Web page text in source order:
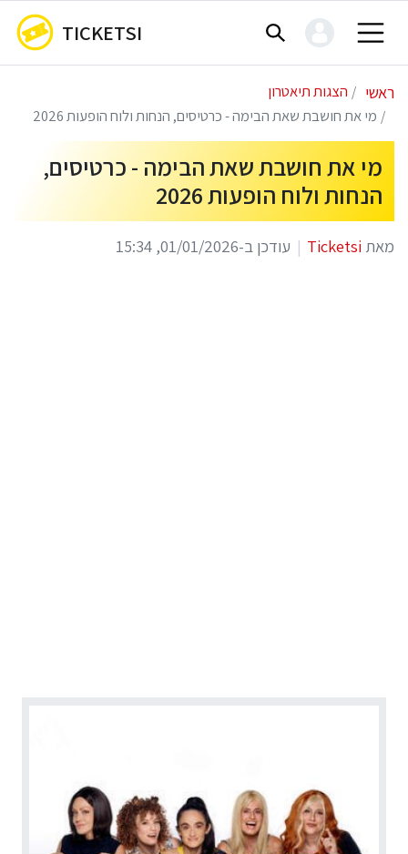
TICKETSI
ראשי
הצגות תיאטרון
מי את חושבת שאת הבימה - כרטיסים, הנחות ולוח הופעות 2026
מי את חושבת שאת הבימה - כרטיסים,
הנחות ולוח הופעות 2026
מאת Ticketsi עודכן ב-01/01/2026, 15:34